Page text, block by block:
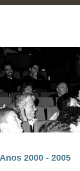
Anos 2000 - 2005